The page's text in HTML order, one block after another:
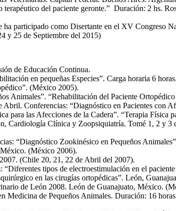
del paciente geronte.” Duración: 2 hs.
participado como Disertante en el XV Congreso
y 25 de Septiembre del 2015)
de Educación Continua.
en pequeñas Especies”. Carga horaria 6
(México 2005).
Animales”. “Rehabilitación del Paciente
Conferencias: “Diagnóstico en Pacientes con
para las Afecciones de la Cadera”. “Terapia Física
Clínica y Zoopsiquiatría. Tomé 1, 2 y 3
“Diagnóstico Zookinésico en Pequeños
(México 2006).
(Chile 20, 21, 22 de Abril del 2007).
tipos de electroestimulación en el
en las cirugías ortopédicas”. León,
de León 2008. León de Guanajuato, México.
de Pequeños Animales. Duración: 16